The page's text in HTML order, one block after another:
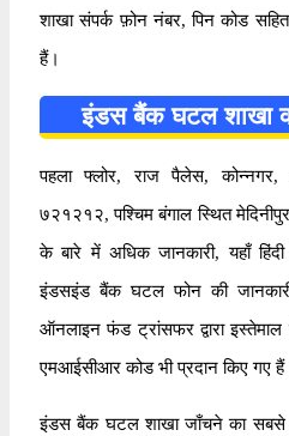
शाखा संपर्क फ़ोन नंबर, पिन कोड
हैं।
इंडस बैंक घटल शाखा
पहला फ्लोर, राज पैलेस, कोन्नगर,
७२१२१२, पश्चिम बंगाल स्थित
के बारे में अधिक जानकारी, यहाँ
इंडसइंड बैंक घटल फोन की
ऑनलाइन फंड ट्रांसफर द्वारा
एमआईसीआर कोड भी प्रदान किए गए
इंडस बैंक घटल शाखा जाँचने का